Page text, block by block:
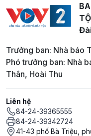
Trưởng ban: Nhà báo
Phó trưởng ban: Nhà
Thân, Hoài Thu
Liên hệ
84-24-39365555
84-24-39342724
41-43 phố Bà Triệu,